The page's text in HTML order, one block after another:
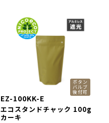
ボタン
バルブ
後付可
EZ-100KK-E
エコスタンドチャック 100g
カーキ